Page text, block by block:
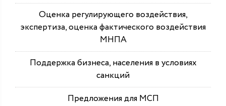
Оценка регулирующего воздействия,
экспертиза, оценка фактического воздействия
МНПА
Поддержка бизнеса, населения в условиях
санкций
Предложения для МСП